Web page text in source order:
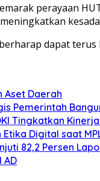
perayaan
dapat
Aset Daerah
Pemerintah
Tingkatkan
Digital saat
82,2 Persen
AD